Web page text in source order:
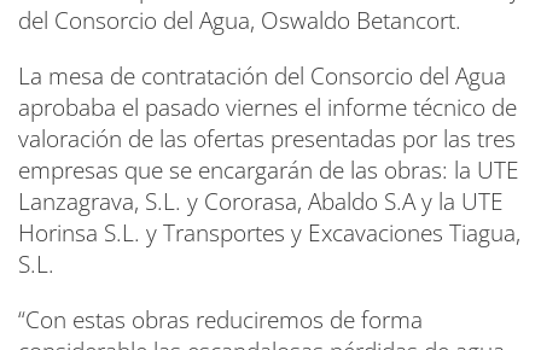
del Consorcio del Agua, Oswaldo Betancort.
La mesa de contratación del Consorcio del Agua
aprobaba el pasado viernes el informe técnico de
valoración de las ofertas presentadas por las tres
empresas que se encargarán de las obras: la UTE
Lanzagrava, S.L. y Cororasa, Abaldo S.A y la UTE
Horinsa S.L. y Transportes y Excavaciones Tiagua,
S.L.
“Con estas obras reduciremos de forma